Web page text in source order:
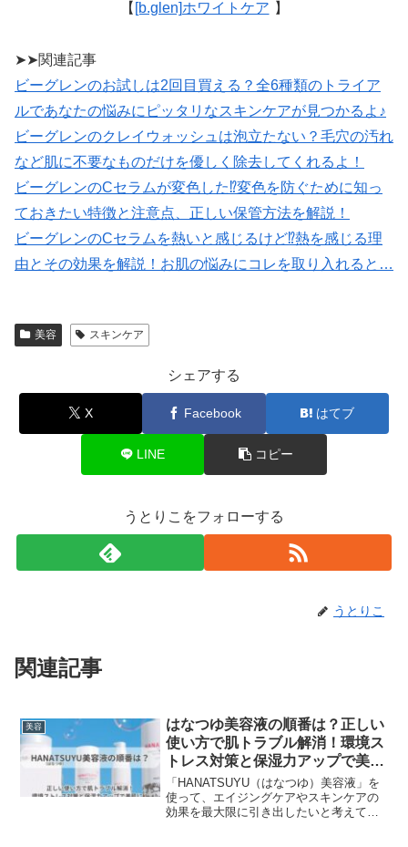
【 [b.glen]ホワイトケア 】
➤➤関連記事
ビーグレンのお試しは2回目買える？全6種類のトライア
ルであなたの悩みにピッタリなスキンケアが見つかるよ♪
ビーグレンのクレイウォッシュは泡立たない？毛穴の汚れ
など肌に不要なものだけを優しく除去してくれるよ！
ビーグレンのCセラムが変色した⁉変色を防ぐために知っ
ておきたい特徴と注意点、正しい保管方法を解説！
ビーグレンのCセラムを熱いと感じるけど⁉熱を感じる理
由とその効果を解説！お肌の悩みにコレを取り入れると…
美容 スキンケア
シェアする
X Facebook はてブ
LINE コピー
うとりこをフォローする
うとりこ
関連記事
美容
はなつゆ美容液の順番は？正しい
使い方で肌トラブル解消！環境ス
トレス対策と保湿力アップで美肌
に！
「HANATSUYU（はなつゆ）美容液」を
使って、エイジングケアやスキンケアの
効果を最大限に引き出したいと考えてい